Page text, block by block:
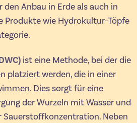
Anbau in Erde als auch in
Produkte wie Hydrokultur-Töpfe
ist eine Methode, bei der die
platziert werden, die in einer
Dies sorgt für eine
der Wurzeln mit Wasser und
Neben